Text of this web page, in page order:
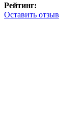
Рейтинг:
Оставить отзыв